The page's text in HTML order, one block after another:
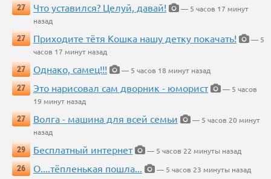
27
Что уставился? Целуй, давай!
— 5 часов 17 минут
назад
27
Приходите тётя Кошка нашу детку покачать!
— 5
часов 17 минут назад
27
Однако, самец!!!
— 5 часов 18 минут назад
27
Это нарисовал сам дворник - юморист
— 5 часов
19 минут назад
27
Волга - машина для всей семьи
— 5 часов 20 минут
назад
29
Бесплатный интернет
— 5 часов 22 минуты назад
26
О....тёпленькая пошла...
— 5 часов 23 минуты назад